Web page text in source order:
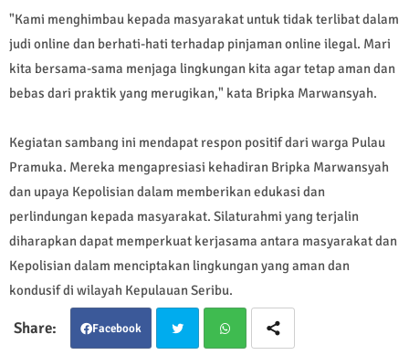
"Kami menghimbau kepada masyarakat untuk tidak terlibat dalam
judi online dan berhati-hati terhadap pinjaman online ilegal. Mari
kita bersama-sama menjaga lingkungan kita agar tetap aman dan
bebas dari praktik yang merugikan," kata Bripka Marwansyah.
Kegiatan sambang ini mendapat respon positif dari warga Pulau
Pramuka. Mereka mengapresiasi kehadiran Bripka Marwansyah
dan upaya Kepolisian dalam memberikan edukasi dan
perlindungan kepada masyarakat. Silaturahmi yang terjalin
diharapkan dapat memperkuat kerjasama antara masyarakat dan
Kepolisian dalam menciptakan lingkungan yang aman dan
kondusif di wilayah Kepulauan Seribu.
Facebook